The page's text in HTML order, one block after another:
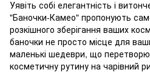
Уявіть собі елегантність і
"Баночки-Камео" пропонують
розкішного зберігання ваших
баночки не просто місце для
маленькі шедеври, що
косметичну рутину на чарівний